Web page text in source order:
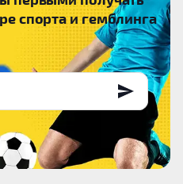
спорта и гемблинга